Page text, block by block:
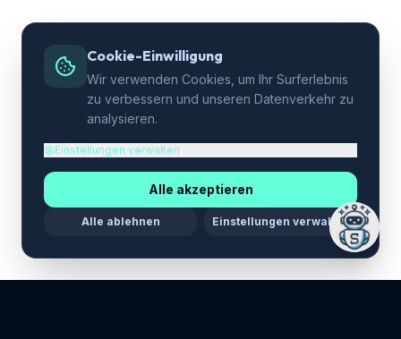
Cookie-Einwilligung
Wir verwenden Cookies, um Ihr Surferlebnis
zu verbessern und unseren Datenverkehr zu
analysieren.
Einstellungen verwalten
Alle akzeptieren
Alle ablehnen Einstellungen verwalten